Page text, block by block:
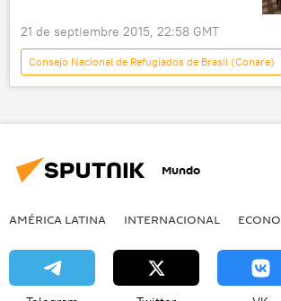
21 de septiembre 2015, 22:58 GMT
Consejo Nacional de Refugiados de Brasil (Conare)
América Latina
Internacional
Mundo
AMÉRICA LATINA INTERNACIONAL